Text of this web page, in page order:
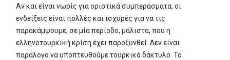
Αν και είναι νωρίς για οριστικά συμπεράσματα, οι
ενδείξεις είναι πολλές και ισχυρές για να τις
παρακάμψουμε, σε μία περίοδο, μάλιστα, που η
ελληνοτουρκική κρίση έχει παροξυνθεί. Δεν είναι
παράλογο να υποπτευθούμε τουρκικό δάκτυλο. Το